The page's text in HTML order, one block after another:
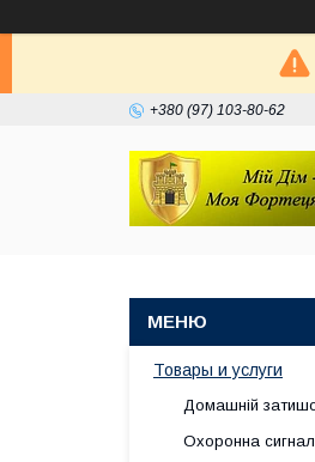
+380 (97) 103-80-62
Товары и услуги
Домашній
Охоронна